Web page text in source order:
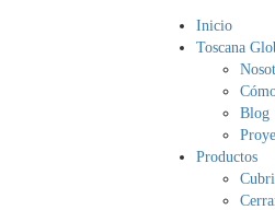
Inicio
Toscana
Blog
Productos